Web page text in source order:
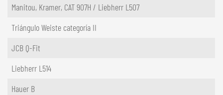
Manitou, Kramer, CAT 907H / Liebherr L507
Triángulo Weiste categoría II
JCB Q-Fit
Liebherr L514
Hauer B